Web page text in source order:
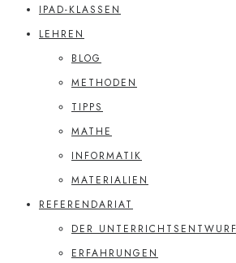
IPAD-KLASSEN
LEHREN
BLOG
METHODEN
TIPPS
MATHE
INFORMATIK
MATERIALIEN
REFERENDARIAT
DER UNTERRICHTSENTWURF
ERFAHRUNGEN